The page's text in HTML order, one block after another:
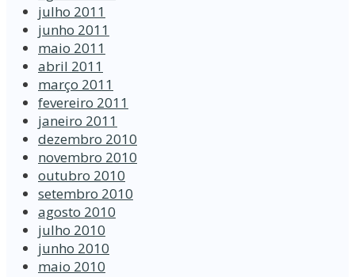
julho 2011
junho 2011
maio 2011
abril 2011
março 2011
fevereiro 2011
janeiro 2011
dezembro 2010
novembro 2010
outubro 2010
setembro 2010
agosto 2010
julho 2010
junho 2010
maio 2010